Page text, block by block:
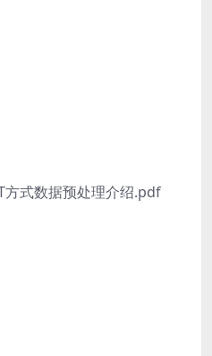
式数据预处理介绍.pdf